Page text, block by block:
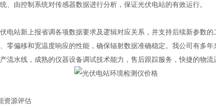
、由控制系统对传感器数据进行分析，保证光伏电站的有效运行。
站新上报省调各项数据要求及逻辑对应关系，并支持后续新参数的
零偏移和宽温度响应的性能，确保辐射数据准确稳定。我公司有多
流水线，成熟的仪器设备调试技术能力，售后跟踪服务，快捷的物流
源评估